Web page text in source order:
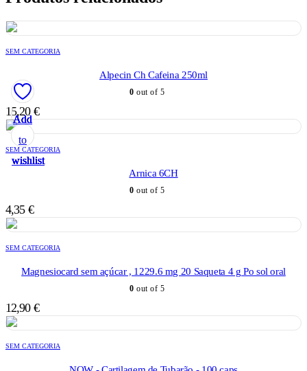
Add
to
wishlist
SEM CATEGORIA
Alpecin Ch Cafeina 250ml
0 out of 5
15,20 €
Add
to
wishlist
SEM CATEGORIA
Arnica 6CH
0 out of 5
4,35 €
Add
to
wishlist
SEM CATEGORIA
Magnesiocard sem açúcar , 1229.6 mg 20 Saqueta 4 g Po sol oral
0 out of 5
12,90 €
Add
to
wishlist
SEM CATEGORIA
Add
to
wishlist